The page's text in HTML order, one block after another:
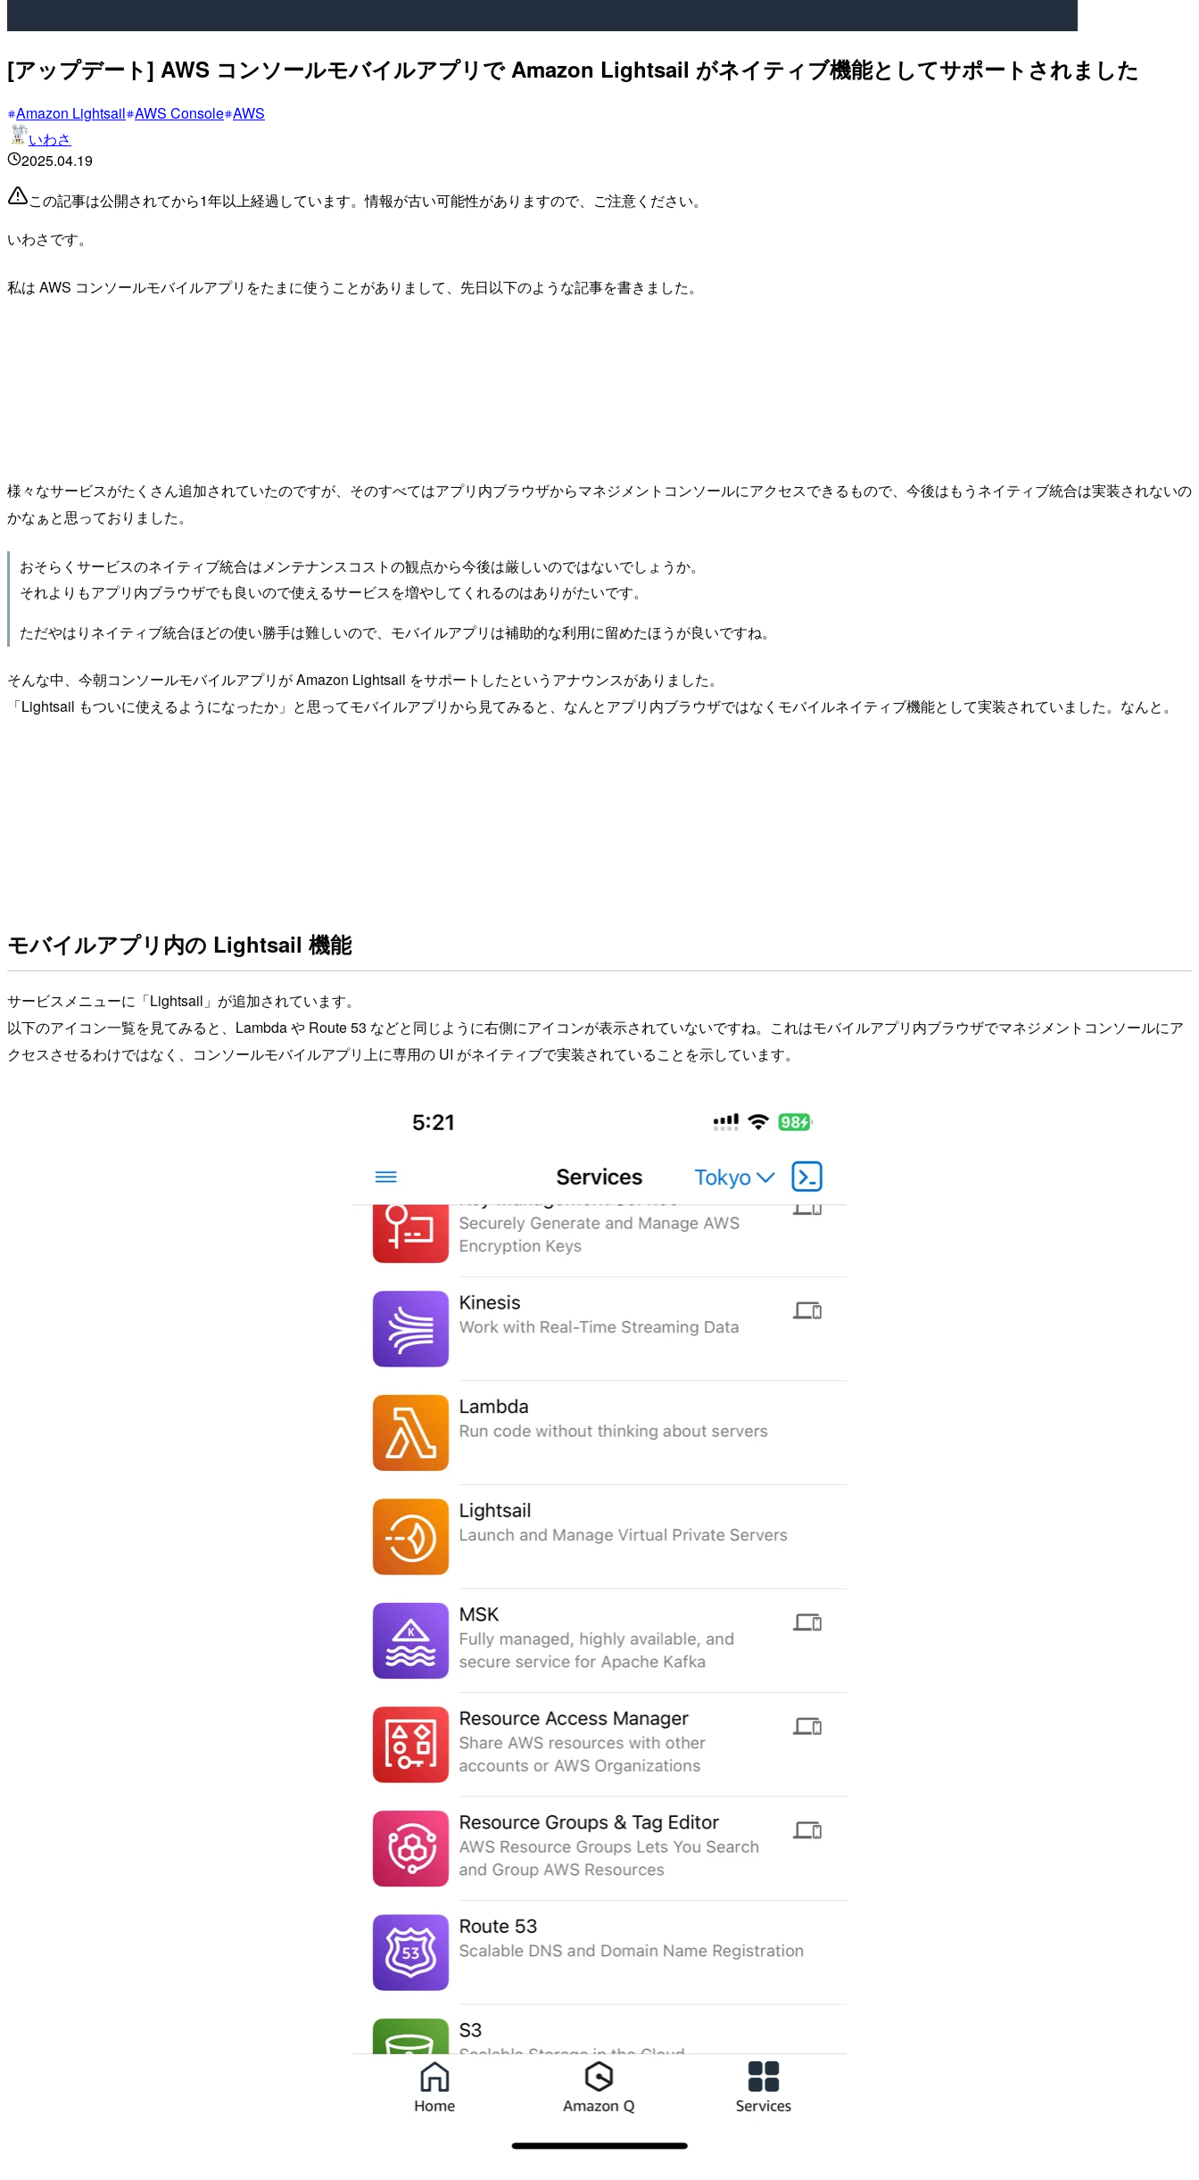
[アップデート] AWS コンソールモバイルアプリで Amazon Lightsail がネイティブ機能としてサポートされました
Amazon Lightsail AWS Console AWS
いわさ
2025.04.19
この記事は公開されてから1年以上経過しています。情報が古い可能性がありますので、ご注意ください。
いわさです。
私は AWS コンソールモバイルアプリをたまに使うことがありまして、先日以下のような記事を書きました。
様々なサービスがたくさん追加されていたのですが、そのすべてはアプリ内ブラウザからマネジメントコンソールにアクセスできるもので、今後はもうネイティブ統合は実装されないの
かなぁと思っておりました。
おそらくサービスのネイティブ統合はメンテナンスコストの観点から今後は厳しいのではないでしょうか。
それよりもアプリ内ブラウザでも良いので使えるサービスを増やしてくれるのはありがたいです。
ただやはりネイティブ統合ほどの使い勝手は難しいので、モバイルアプリは補助的な利用に留めたほうが良いですね。
そんな中、今朝コンソールモバイルアプリが Amazon Lightsail をサポートしたというアナウンスがありました。
「Lightsail もついに使えるようになったか」と思ってモバイルアプリから見てみると、なんとアプリ内ブラウザではなくモバイルネイティブ機能として実装されていました。なんと。
モバイルアプリ内の Lightsail 機能
サービスメニューに「Lightsail」が追加されています。
以下のアイコン一覧を見てみると、Lambda や Route 53 などと同じように右側にアイコンが表示されていないですね。これはモバイルアプリ内ブラウザでマネジメントコンソールにア
クセスさせるわけではなく、コンソールモバイルアプリ上に専用の UI がネイティブで実装されていることを示しています。